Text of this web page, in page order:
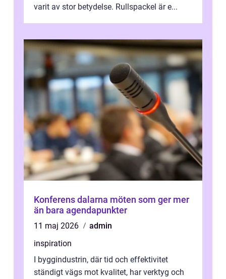
varit av stor betydelse. Rullspackel är e...
Konferens dalarna möten som ger mer
än bara agendapunkter
11 maj 2026
admin
inspiration
I byggindustrin, där tid och effektivitet
ständigt vägs mot kvalitet, har verktyg och